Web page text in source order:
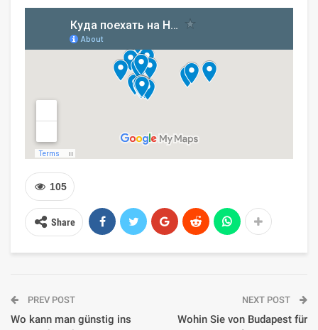
105
Share
PREV POST
Wo kann man günstig ins
NEXT POST
Wohin Sie von Budapest für